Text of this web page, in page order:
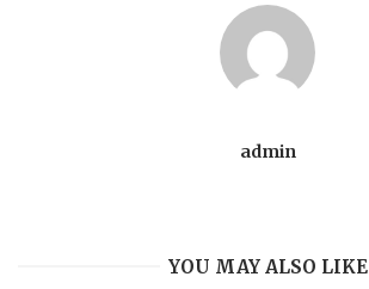
admin
YOU MAY ALSO LIKE